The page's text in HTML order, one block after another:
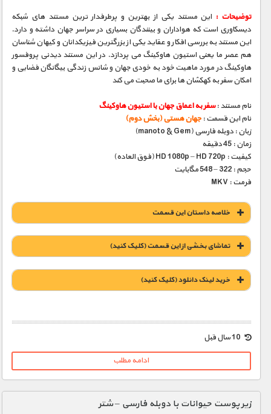
توضیحات : این مستند یکی از بهترین و پرطرفدار ترین مستند های شبکه
دیسکاوری است که هواداران و بینندگان بسیاری در سراسر جهان داشته و دارد.
این مستند به بررسی افکار و عقاید یکی از بزرگترین فیزیکدانان و کیهان شناسان
هم عصر ما یعنی استیون هاوکینگ می پردازد. در این مستند دیدنی پروفسور
هاوکینگ در مورد ماهیت خود به خودی جهان و شانس زندگی بیگانگان فضایی و
امکان سفر به کهکشان ها برای ما صحبت می کند
نام مستند :سفر به اعماق جهان با استیون هاوکینگ
نام این قسمت : جهان هستی (بخش دوم)
زبان : دوبله فارسی (manoto & Gem)
زمان : 45 دقیقه
کیفیت : HD 1080p – HD 720p (فوق العاده)
حجم : 322 – 548 مگابایت
فرمت : MKV
خلاصه داستان این قسمت
تماشای بخشی از این قسمت (کلیک کنید)
خريد لينک دانلود (کليک کنيد)
1900 تومان – خريد لينک دانلود (افزودن به سبد خريد)
ادامه مطلب
زیر پوست حیوانات با دوبله فارسی – شتر